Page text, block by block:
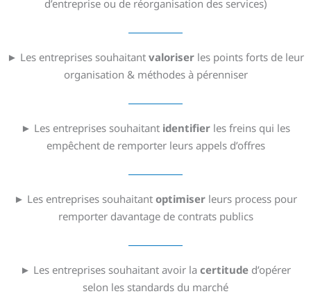
d’entreprise ou de réorganisation des services)
► Les entreprises souhaitant valoriser les points forts de leur
organisation & méthodes à pérenniser
► Les entreprises souhaitant identifier les freins qui les
empêchent de remporter leurs appels d’offres
► Les entreprises souhaitant optimiser leurs process pour
remporter davantage de contrats publics
► Les entreprises souhaitant avoir la certitude d’opérer
selon les standards du marché